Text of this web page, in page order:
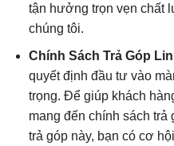
tận hưởng trọn vẹn chất
chúng tôi.
Chính Sách Trả Góp
quyết định đầu tư vào
trọng. Để giúp khách
mang đến chính sách
trả góp này, bạn có cơ